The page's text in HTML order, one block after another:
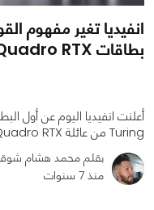
2705
انفيديا تغير مفهوم
بطاقات Quadro RTX
أعلنت انفيديا اليوم عن أول
Turing من عائلة Quadro RTX الجديدة كلياً والتي ستحدث ثورة في عمل
بقلم محمد هشام
منذ 7 سنوات